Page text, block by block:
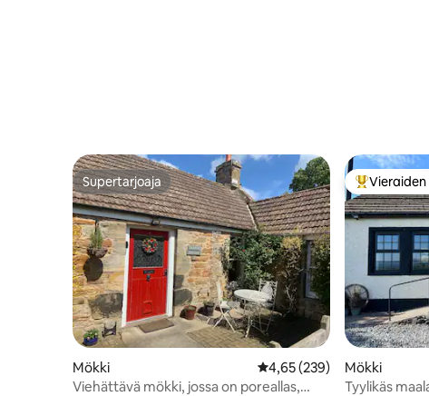
Supertarjoaja
Supertarjoaja
Mökki Keskimääräinen arvio
4,65 (239)
Viehättävä mökki, jossa on poreallas,
Vieraiden
Vieraiden
Mökki
Tyylikäs